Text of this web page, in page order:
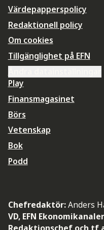
Värdepapperspolicy
Redaktionell policy
Om cookies
Tillgänglighet på EFN
Play
Finansmagasinet
Börs
Vetenskap
Bok
Podd
Chefredaktör:Anders
VD, EFN